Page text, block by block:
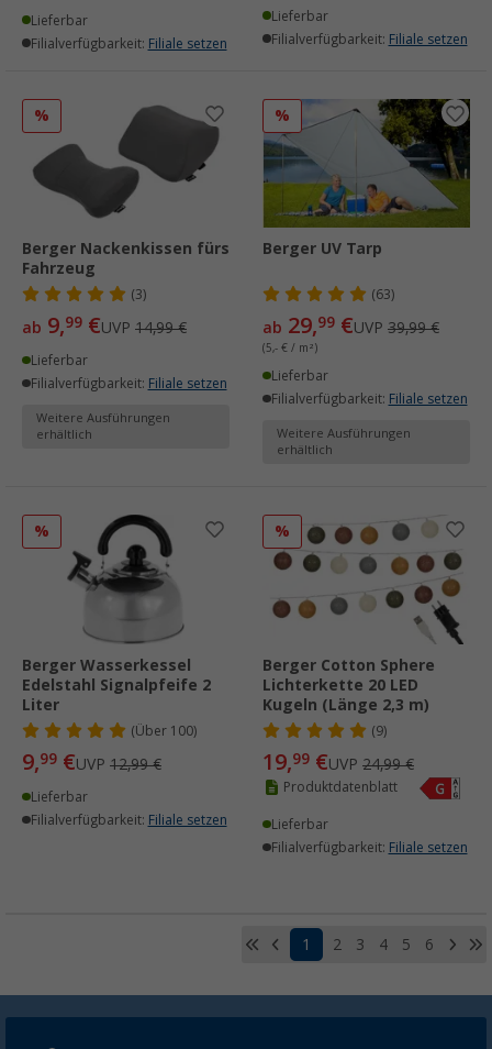
Lieferbar
Filialverfügbarkeit: Filiale setzen
Lieferbar
Filialverfügbarkeit: Filiale setzen
%
Berger Nackenkissen fürs
Fahrzeug
(3)
ab 9,99 €UVP 14,99 €
Lieferbar
Filialverfügbarkeit: Filiale setzen
Weitere Ausführungen
erhältlich
%
Berger UV Tarp
(63)
ab 29,99 €UVP 39,99 €
(5,- € / m²)
Lieferbar
Filialverfügbarkeit: Filiale setzen
Weitere Ausführungen
erhältlich
%
Berger Wasserkessel
Edelstahl Signalpfeife 2
Liter
(Über100)
9,99 €UVP 12,99 €
Lieferbar
Filialverfügbarkeit: Filiale setzen
%
Berger Cotton Sphere
Lichterkette 20 LED
Kugeln (Länge 2,3 m)
(9)
19,99 €UVP 24,99 €
Produktdatenblatt
Lieferbar
Filialverfügbarkeit: Filiale setzen
1 2 3 4 5 6